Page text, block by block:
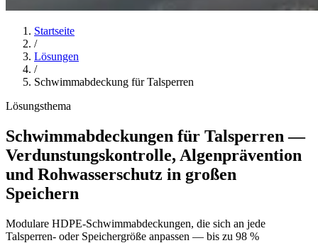
Startseite
/
Lösungen
/
Schwimmabdeckung für Talsperren
Lösungsthema
Schwimmabdeckungen für Talsperren —
Verdunstungskontrolle, Algenprävention
und Rohwasserschutz in großen
Speichern
Modulare HDPE-Schwimmabdeckungen, die sich an jede
Talsperren- oder Speichergröße anpassen — bis zu 98 %